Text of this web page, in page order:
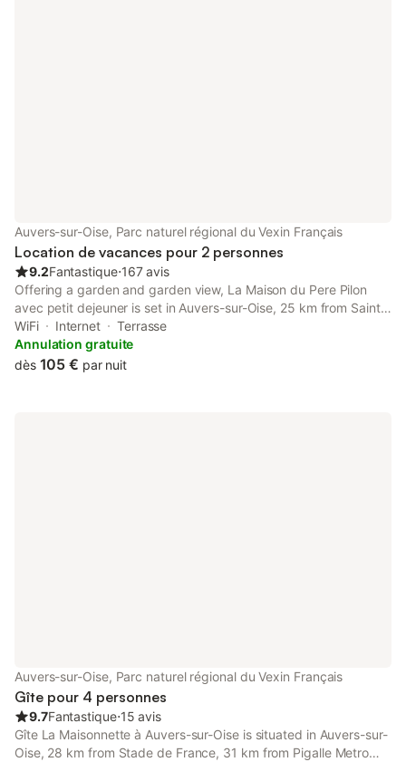
Auvers-sur-Oise, Parc naturel régional du Vexin Français
Location de vacances pour 2 personnes
9.2Fantastique⋅167 avis
Offering a garden and garden view, La Maison du Pere Pilon
avec petit dejeuner is set in Auvers-sur-Oise, 25 km from Saint-
Germain Golf Course and 28 km from Stade de France.
WiFi Internet
Terrasse
Annulation gratuite
dès 105 € par nuit
Auvers-sur-Oise, Parc naturel régional du Vexin Français
Gîte pour 4 personnes
9.7Fantastique⋅15 avis
Gîte La Maisonnette à Auvers-sur-Oise is situated in Auvers-sur-
Oise, 28 km from Stade de France, 31 km from Pigalle Metro